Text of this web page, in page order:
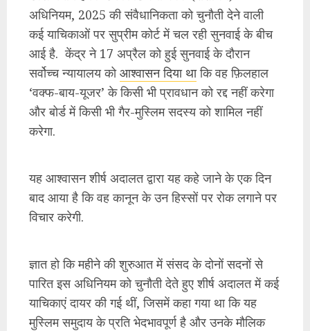
अधिनियम, 2025 की संवैधानिकता को चुनौती देने वाली
कई याचिकाओं पर सुप्रीम कोर्ट में चल रही सुनवाई के बीच
आई है. केंद्र ने 17 अप्रैल को हुई सुनवाई के दौरान
सर्वोच्च न्यायालय कोआश्वासन दिया थाकि वह फ़िलहाल
‘वक्फ-बाय-यूजर’ के किसी भी प्रावधान को रद्द नहीं करेगा
और बोर्ड में किसी भी गैर-मुस्लिम सदस्य को शामिल नहीं
करेगा.
यह आश्वासन शीर्ष अदालत द्वारा यह कहे जाने के एक दिन
बाद आया है कि वह कानून के उन हिस्सों पर रोक लगाने पर
विचार करेगी.
ज्ञात हो कि महीने की शुरुआत में संसद के दोनों सदनों से
पारित इस अधिनियम को चुनौती देते हुए शीर्ष अदालत में कई
याचिकाएं दायर की गई थीं, जिसमें कहा गया था कि यह
मुस्लिम समुदाय के प्रति भेदभावपूर्ण है और उनके मौलिक